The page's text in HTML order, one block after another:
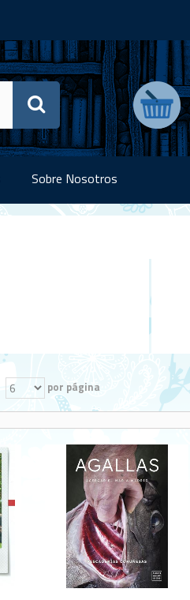
Sobre Nosotros
por página
1,700